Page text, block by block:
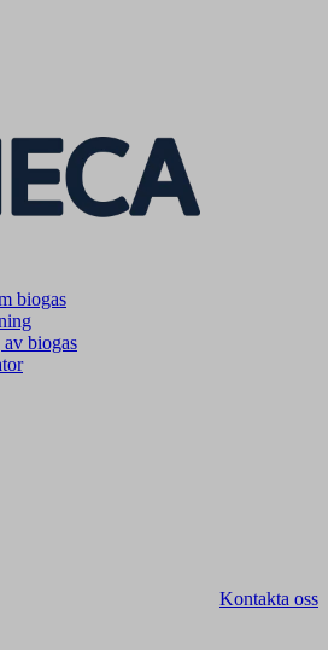
biogas
biogas
Kontakta oss